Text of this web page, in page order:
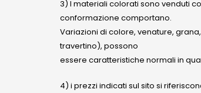
3) I materiali colorati sono venduti
conformazione comportano.
Variazioni di colore, venature,
travertino), possono
essere caratteristiche normali in
4) i prezzi indicati sul sito si